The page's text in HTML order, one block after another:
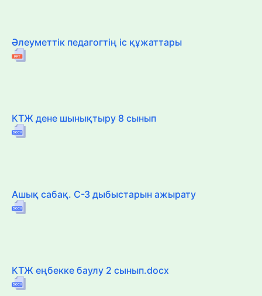
Әлеуметтік педагогтің іс құжаттары
КТЖ дене шынықтыру 8 сынып
Ашық сабақ. С-З дыбыстарын ажырату
КТЖ еңбекке баулу 2 сынып.docx